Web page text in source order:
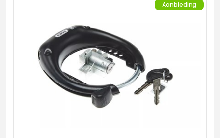
Aanbieding